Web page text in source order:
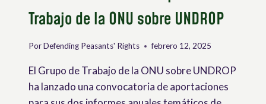
Trabajo de la ONU sobre UNDROP
PorDefending Peasants' Rights febrero 12, 2025
El Grupo de Trabajo de la ONU sobre UNDROP
ha lanzado una convocatoria de aportaciones